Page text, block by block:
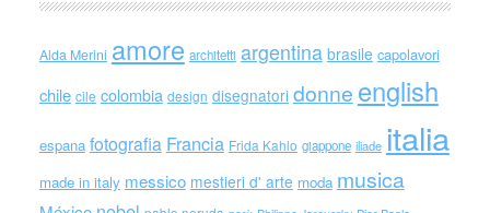
Alda Merini amore architetti argentina brasile capolavori
chile cile colombia design disegnatori donne english
espana fotografia Francia Frida Kahlo giappone iliade italia
made in italy messico mestieri d' arte moda musica